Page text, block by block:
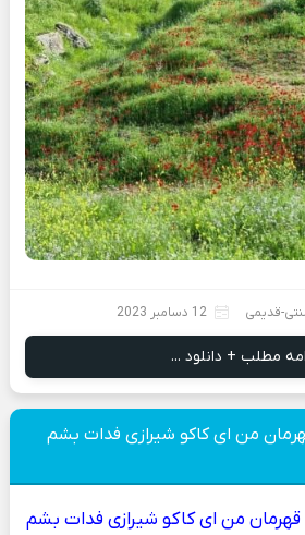
قدیمی 12 دسامبر 2023
مطلب + دانلود ...
من ای کاکو شیرازی فدات بشم
من ای کاکو شیرازی فدات بشم